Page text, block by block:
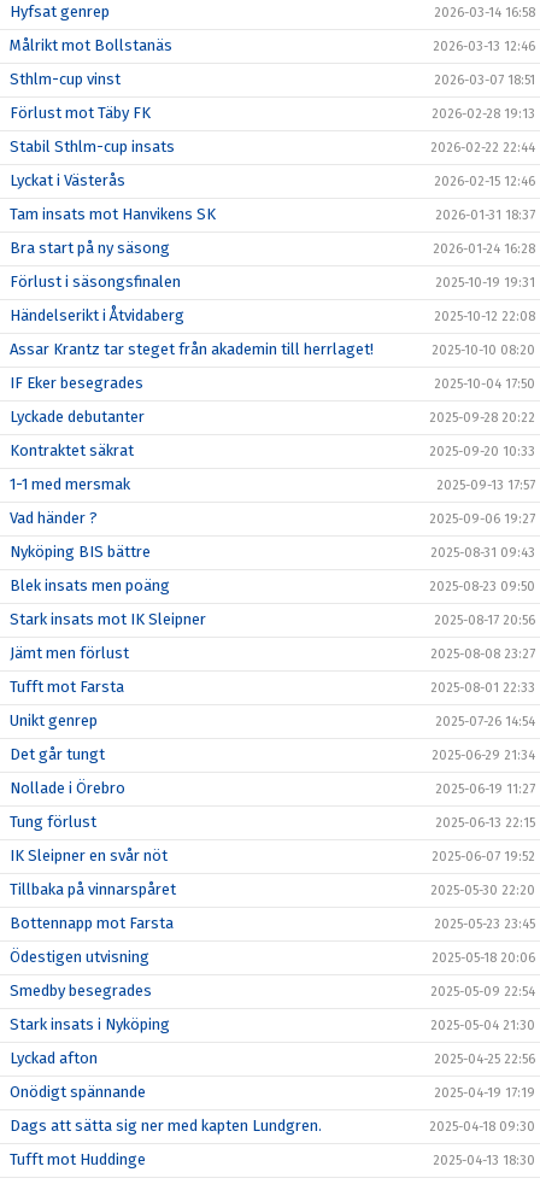
Hyfsat genrep 2026-03-14 16:58
Målrikt mot Bollstanäs 2026-03-13 12:46
Sthlm-cup vinst 2026-03-07 18:51
Förlust mot Täby FK 2026-02-28 19:13
Stabil Sthlm-cup insats 2026-02-22 22:44
Lyckat i Västerås 2026-02-15 12:46
Tam insats mot Hanvikens SK 2026-01-31 18:37
Bra start på ny säsong 2026-01-24 16:28
Förlust i säsongsfinalen 2025-10-19 19:31
Händelserikt i Åtvidaberg 2025-10-12 22:08
Assar Krantz tar steget från akademin till herrlaget! 2025-10-10 08:20
IF Eker besegrades 2025-10-04 17:50
Lyckade debutanter 2025-09-28 20:22
Kontraktet säkrat 2025-09-20 10:33
1-1 med mersmak 2025-09-13 17:57
Vad händer ? 2025-09-06 19:27
Nyköping BIS bättre 2025-08-31 09:43
Blek insats men poäng 2025-08-23 09:50
Stark insats mot IK Sleipner 2025-08-17 20:56
Jämt men förlust 2025-08-08 23:27
Tufft mot Farsta 2025-08-01 22:33
Unikt genrep 2025-07-26 14:54
Det går tungt 2025-06-29 21:34
Nollade i Örebro 2025-06-19 11:27
Tung förlust 2025-06-13 22:15
IK Sleipner en svår nöt 2025-06-07 19:52
Tillbaka på vinnarspåret 2025-05-30 22:20
Bottennapp mot Farsta 2025-05-23 23:45
Ödestigen utvisning 2025-05-18 20:06
Smedby besegrades 2025-05-09 22:54
Stark insats i Nyköping 2025-05-04 21:30
Lyckad afton 2025-04-25 22:56
Onödigt spännande 2025-04-19 17:19
Dags att sätta sig ner med kapten Lundgren. 2025-04-18 09:30
Tufft mot Huddinge 2025-04-13 18:30